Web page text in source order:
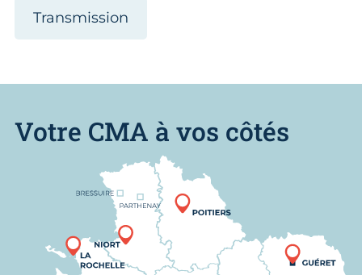
Transmission
Votre CMA à vos côtés